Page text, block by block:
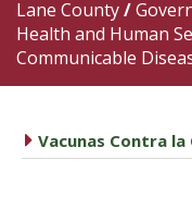
Lane County/
Health and Human
Communicable
caret right
Vacunas Contra la